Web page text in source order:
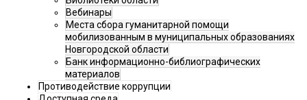
Вебинары
Места сбора гуманитарной помощи
мобилизованным в муниципальных образованиях
Новгородской области
Банк информационно-библиографических
материалов
Противодействие коррупции